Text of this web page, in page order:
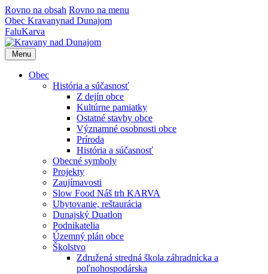
Rovno na obsah Rovno na menu
Obec Kravanynad Dunajom
FaluKarva
Menu
Obec
História a súčasnosť
Z dejín obce
Kultúrne pamiatky
Ostatné stavby obce
Významné osobnosti obce
Príroda
História a súčasnosť
Obecné symboly
Projekty
Zaujímavosti
Slow Food Náš trh KARVA
Ubytovanie, reštaurácia
Dunajský Duatlon
Podnikatelia
Územný plán obce
Školstvo
Združená stredná škola záhradnícka a
poľnohospodárska